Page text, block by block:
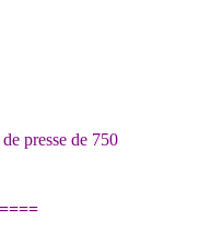
presse de 750